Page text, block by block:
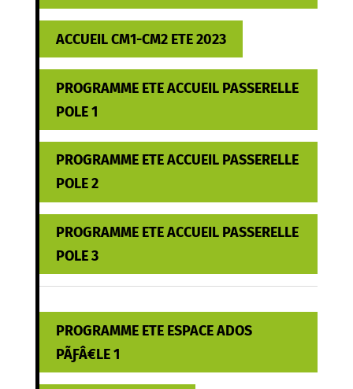
ACCUEIL CM1-CM2 ETE 2023
PROGRAMME ETE ACCUEIL PASSERELLE
POLE 1
PROGRAMME ETE ACCUEIL PASSERELLE
POLE 2
PROGRAMME ETE ACCUEIL PASSERELLE
POLE 3
PROGRAMME ETE ESPACE ADOS
PÃƑÂ€LE 1